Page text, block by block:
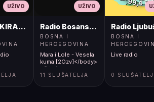
UŽIVO UŽIVO
Radio Bosanski Brod
BOSNA I
HERCEGOVINA
Mara i Lole - Vesela
kuma [2Ozv]</body>
</html>
11 SLUŠATELJA
Radio
BOSNA I
Live radio
0